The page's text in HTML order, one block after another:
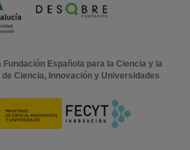
Fundación Española para la Ciencia y la
Ciencia, Innovación y Universidades